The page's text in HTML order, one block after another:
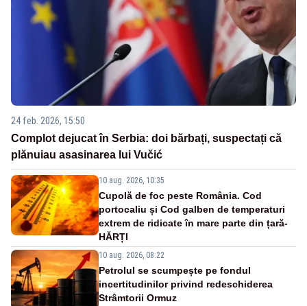
24 feb. 2026, 15:50
Complot dejucat în Serbia: doi bărbați, suspectați că
plănuiau asasinarea lui Vučić
10 aug. 2026, 10:35
Cupolă de foc peste România. Cod
portocaliu și Cod galben de temperaturi
extrem de ridicate în mare parte din țară-
HĂRȚI
10 aug. 2026, 08:22
Petrolul se scumpește pe fondul
incertitudinilor privind redeschiderea
Strâmtorii Ormuz